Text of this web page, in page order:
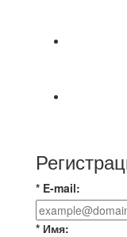
* E-mail:
* Имя: